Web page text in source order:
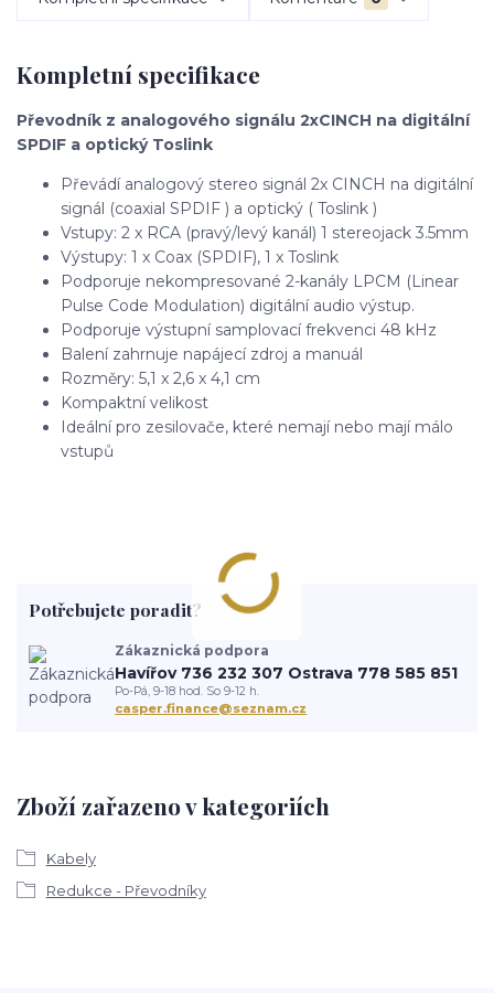
Kompletní specifikace
Převodník z analogového signálu 2xCINCH na digitální
SPDIF a optický Toslink
Převádí analogový stereo signál 2x CINCH na digitální
signál (coaxial SPDIF ) a optický ( Toslink )
Vstupy: 2 x RCA (pravý/levý kanál) 1 stereojack 3.5mm
Výstupy: 1 x Coax (SPDIF), 1 x Toslink
Podporuje nekompresované 2-kanály LPCM (Linear
Pulse Code Modulation) digitální audio výstup.
Podporuje výstupní samplovací frekvenci 48 kHz
Balení zahrnuje napájecí zdroj a manuál
Rozměry: 5,1 x 2,6 x 4,1 cm
Kompaktní velikost
Ideální pro zesilovače, které nemají nebo mají málo
vstupů
Zboží zařazeno v kategoriích
Kabely
Redukce - Převodníky
Potřebujete poradit?
Zákaznická podpora
Havířov 736 232 307 Ostrava 778 585 851
Po-Pá, 9-18 hod. So 9-12 h.
casper.finance@seznam.cz